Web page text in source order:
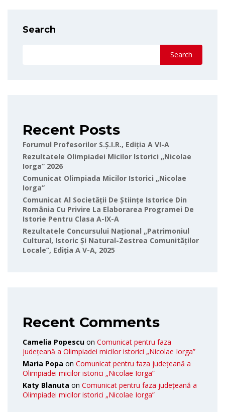
Search
Search
Recent Posts
Forumul Profesorilor S.Ș.I.R., Ediția A VI-A
Rezultatele Olimpiadei Micilor Istorici „Nicolae
Iorga” 2026
Comunicat Olimpiada Micilor Istorici „Nicolae
Iorga”
Comunicat Al Societății De Științe Istorice Din
România Cu Privire La Elaborarea Programei De
Istorie Pentru Clasa A-IX-A
Rezultatele Concursului Național „Patrimoniul
Cultural, Istoric Și Natural-Zestrea Comunităților
Locale”, Ediția A V-A, 2025
Recent Comments
Camelia Popescu on Comunicat pentru faza
județeană a Olimpiadei micilor istorici „Nicolae Iorga”
Maria Popa on Comunicat pentru faza județeană a
Olimpiadei micilor istorici „Nicolae Iorga”
Katy Blanuta on Comunicat pentru faza județeană a
Olimpiadei micilor istorici „Nicolae Iorga”